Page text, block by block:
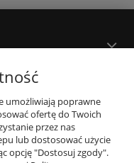
umożliwiają poprawne
ofertę do Twoich
przez nas
lub dostosować użycie
opcję "Dostosuj zgody".